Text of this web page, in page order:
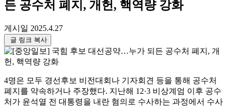
든 공수처 폐지, 개헌, 핵역량 강화
게시일 2025.4.27
글 링크 복사
4명은 모두 경선후보 비전대회나 기자회견 등을 통해 공수처
폐지를 약속하거나 주장했다. 지난해 12·3 비상계엄 이후 공수
처가 윤석열 전 대통령을 내란 혐의로 수사하는 과정에서 수사